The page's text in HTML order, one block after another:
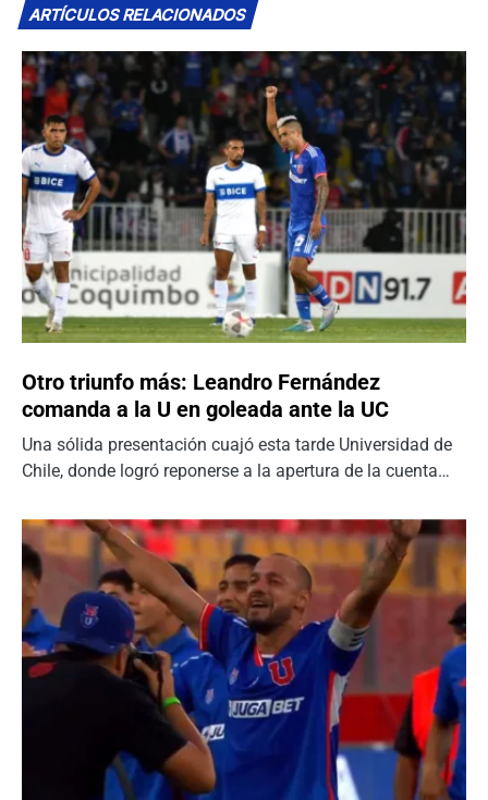
ARTÍCULOS RELACIONADOS
Otro triunfo más: Leandro Fernández
comanda a la U en goleada ante la UC
Una sólida presentación cuajó esta tarde Universidad de
Chile, donde logró reponerse a la apertura de la cuenta…